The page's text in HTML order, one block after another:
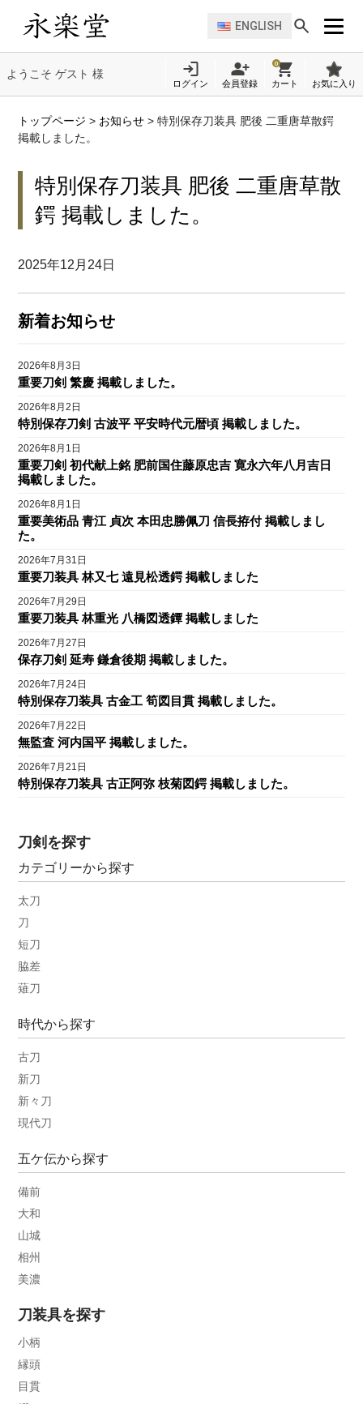
ENGLISH
ようこそ ゲスト 様
ログイン 会員登録
0
カート お気に入り
トップページ > お知らせ >特別保存刀装具 肥後 二重唐草散鍔
掲載しました。
特別保存刀装具 肥後 二重唐草散
鍔 掲載しました。
2025年12月24日
新着お知らせ
2026年8月3日
重要刀剣 繁慶 掲載しました。
2026年8月2日
特別保存刀剣 古波平 平安時代元暦頃 掲載しました。
2026年8月1日
重要刀剣 初代献上銘 肥前国住藤原忠吉 寛永六年八月吉日
掲載しました。
2026年8月1日
重要美術品 青江 貞次 本田忠勝佩刀 信長拵付 掲載しまし
た。
2026年7月31日
重要刀装具 林又七 遠見松透鍔 掲載しました
2026年7月29日
重要刀装具 林重光 八橋図透鐔 掲載しました
2026年7月27日
保存刀剣 延寿 鎌倉後期 掲載しました。
2026年7月24日
特別保存刀装具 古金工 筍図目貫 掲載しました。
2026年7月22日
無監査 河内国平 掲載しました。
2026年7月21日
特別保存刀装具 古正阿弥 枝菊図鍔 掲載しました。
刀剣を探す
カテゴリーから探す
太刀
刀
短刀
脇差
薙刀
時代から探す
古刀
新刀
新々刀
現代刀
五ケ伝から探す
備前
大和
山城
相州
美濃
刀装具を探す
小柄
縁頭
目貫